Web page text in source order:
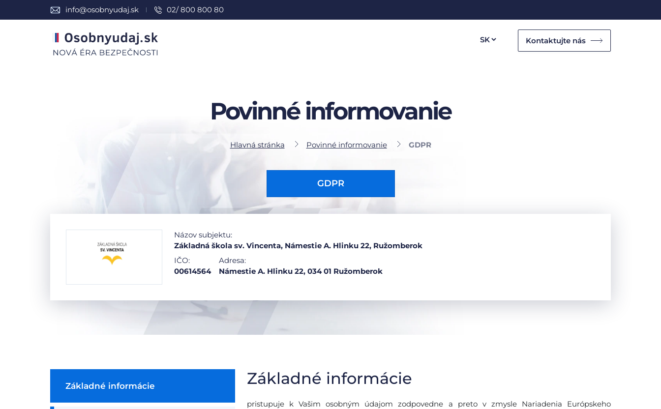
info@osobnyudaj.sk 02/ 800 800 80
Kontaktujte nás
Povinné informovanie
Hlavná stránka Povinné informovanie GDPR
GDPR
Názov subjektu:
Základná škola sv. Vincenta, Námestie A. Hlinku 22, Ružomberok
IČO:
00614564
Adresa:
Námestie A. Hlinku 22, 034 01 Ružomberok
Základné informácie Základné informácie
pristupuje k Vašim osobným údajom zodpovedne a preto v zmysle Nariadenia Európskeho